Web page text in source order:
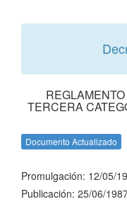
TERCERA
Documento Actualizado
Promulgación: 12/05/
Publicación: 25/06/